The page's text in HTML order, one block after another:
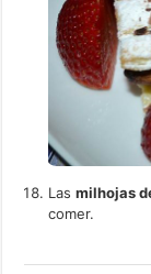
Lasmilhojas
comer.